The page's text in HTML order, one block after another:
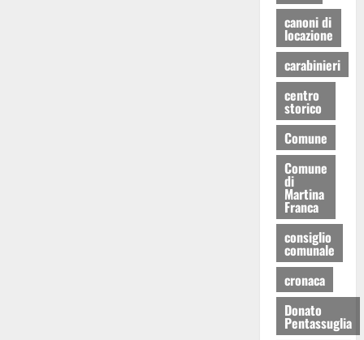
canoni di
locazione
carabinieri
centro
storico
Comune
Comune
di
Martina
Franca
consiglio
comunale
cronaca
Donato
Pentassuglia